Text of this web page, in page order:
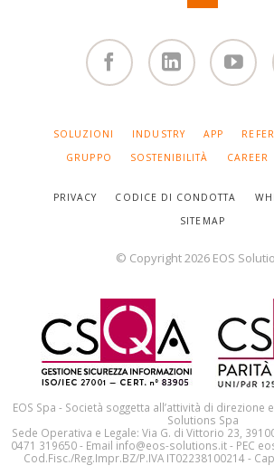
SALTA
NAVIGAZIONE
SOLUZIONI INDUSTRY APP
GRUPPO
SOSTENIBILITÀ CAREER
PRIVACY CODICE DI CONDOTTA
SITEMAP
© Copyright 2026 EOS
EOS Spa - Società soggetta all’attività di direzione
Solutions Spa
Sede Operativa e Legale: Via G. di Vittorio 23,
0471 319650 - Email info@eos-solutions.it - PEC
Cod.Fisc./Reg.Impr.BZ/P.IVA IT02238100214 -